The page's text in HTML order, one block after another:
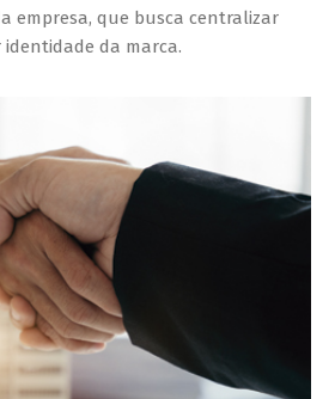
empresa, que busca centralizar
da marca.